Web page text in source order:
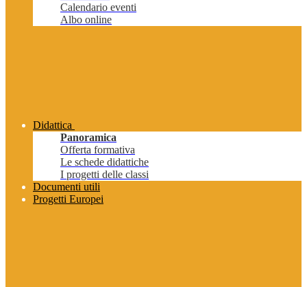
Calendario eventi
Albo online
Didattica
Panoramica
Offerta formativa
Le schede didattiche
I progetti delle classi
Documenti utili
Progetti Europei